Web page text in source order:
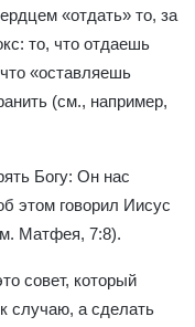
«отдать» то, за
то, что отдаешь
«оставляешь
(см., например,
Богу: Он нас
этом говорил Иисус
Матфея, 7:8).
совет, который
случаю, а сделать